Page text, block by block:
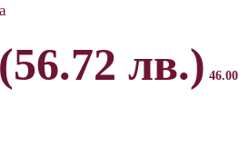
лв.) 46.00